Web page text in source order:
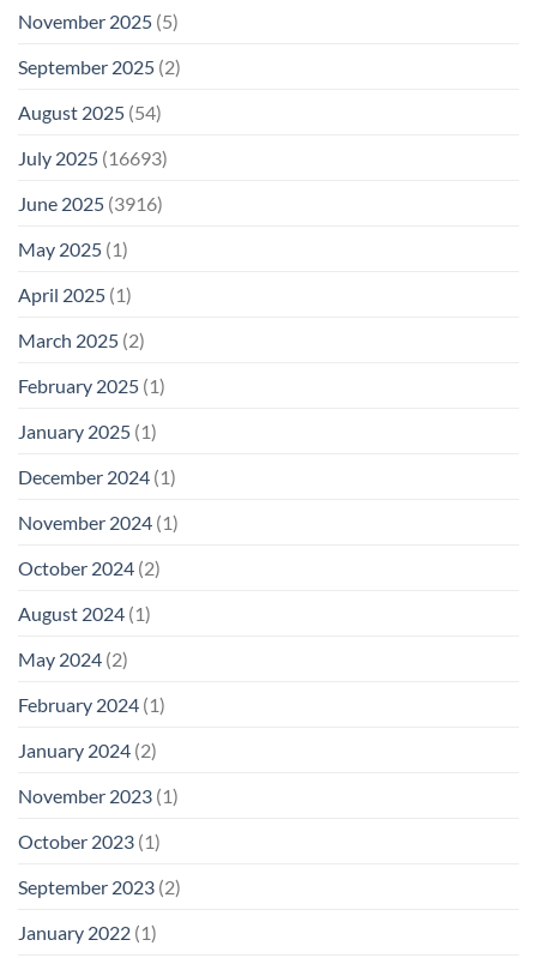
November 2025 (5)
September 2025 (2)
August 2025 (54)
July 2025 (16693)
June 2025 (3916)
May 2025 (1)
April 2025 (1)
March 2025 (2)
February 2025 (1)
January 2025 (1)
December 2024 (1)
November 2024 (1)
October 2024 (2)
August 2024 (1)
May 2024 (2)
February 2024 (1)
January 2024 (2)
November 2023 (1)
October 2023 (1)
September 2023 (2)
January 2022 (1)